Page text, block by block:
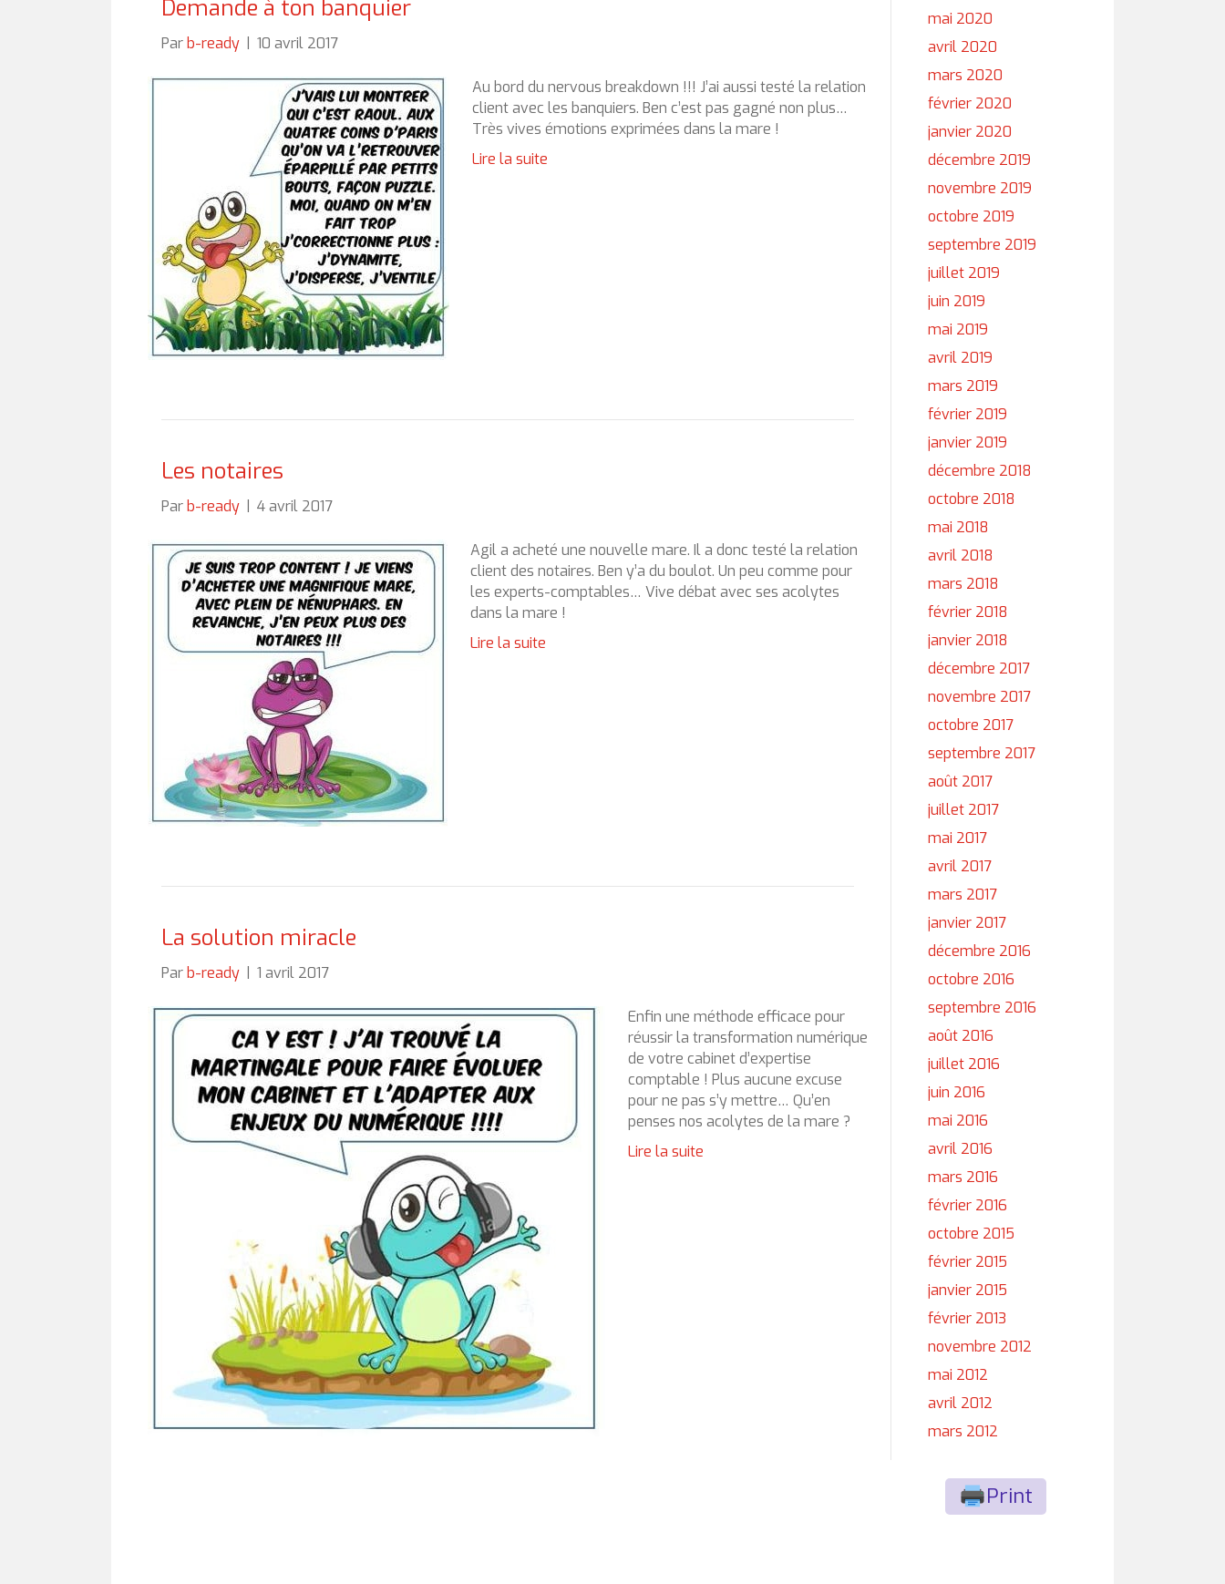
Demande à ton banquier
Par b-ready 10 avril 2017
Au bord du nervous breakdown !!! J’ai aussi testé la relation
client avec les banquiers. Ben c’est pas gagné non plus…
Très vives émotions exprimées dans la mare !
Lire la suite
Les notaires
Par b-ready 4 avril 2017
Agil a acheté une nouvelle mare. Il a donc testé la relation
client des notaires. Ben y’a du boulot. Un peu comme pour
les experts-comptables… Vive débat avec ses acolytes
dans la mare !
Lire la suite
La solution miracle
Par b-ready 1 avril 2017
Enfin une méthode efficace pour
réussir la transformation numérique
de votre cabinet d’expertise
comptable ! Plus aucune excuse
pour ne pas s’y mettre… Qu’en
penses nos acolytes de la mare ?
Lire la suite
mai 2020
avril 2020
mars 2020
février 2020
janvier 2020
décembre 2019
novembre 2019
octobre 2019
septembre 2019
juillet 2019
juin 2019
mai 2019
avril 2019
mars 2019
février 2019
janvier 2019
décembre 2018
octobre 2018
mai 2018
avril 2018
mars 2018
février 2018
janvier 2018
décembre 2017
novembre 2017
octobre 2017
septembre 2017
août 2017
juillet 2017
mai 2017
avril 2017
mars 2017
janvier 2017
décembre 2016
octobre 2016
septembre 2016
août 2016
juillet 2016
juin 2016
mai 2016
avril 2016
mars 2016
février 2016
octobre 2015
février 2015
janvier 2015
février 2013
novembre 2012
mai 2012
avril 2012
mars 2012
Print